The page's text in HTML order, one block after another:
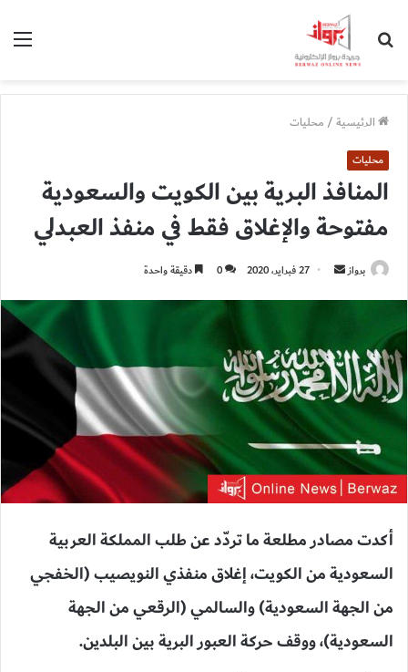
الرئيسية/محليات
محليات
المنافذ البرية بين الكويت والسعودية
مفتوحة والإغلاق فقط في منفذ العبدلي
برواز
أرسل 27 فبراير، 2020 0 دقيقة واحدة
أكدت مصادر مطلعة ما تردّد عن طلب المملكة العربية
السعودية من الكويت، إغلاق منفذي النويصيب (الخفجي
من الجهة السعودية) والسالمي (الرقعي من الجهة
السعودية)، ووقف حركة العبور البرية بين البلدين.